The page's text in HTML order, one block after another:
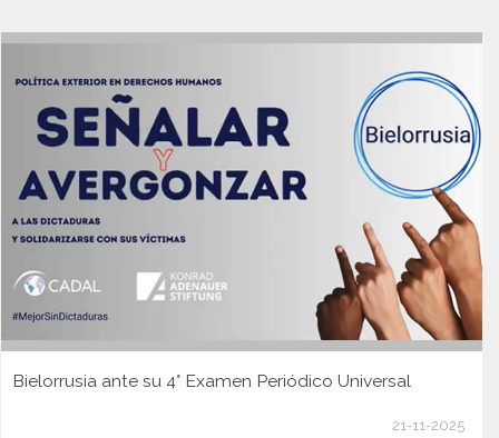
Bielorrusia ante su 4° Examen Periódico Universal
21-11-2025